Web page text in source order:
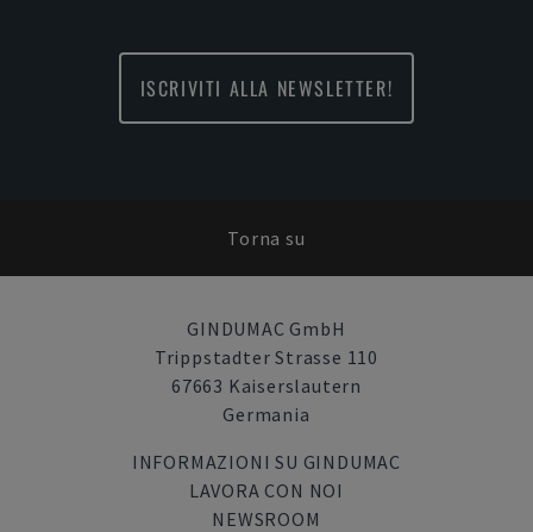
ISCRIVITI ALLA NEWSLETTER!
Torna su
GINDUMAC GmbH
Trippstadter Strasse 110
67663 Kaiserslautern
Germania
INFORMAZIONI SU GINDUMAC
LAVORA CON NOI
NEWSROOM